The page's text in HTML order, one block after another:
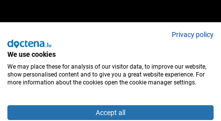
Privacy policy
We use cookies
We may place these for analysis of our visitor data, to improve our website,
show personalised content and to give you a great website experience. For
more information about the cookies open the cookie manager settings.
Accept all